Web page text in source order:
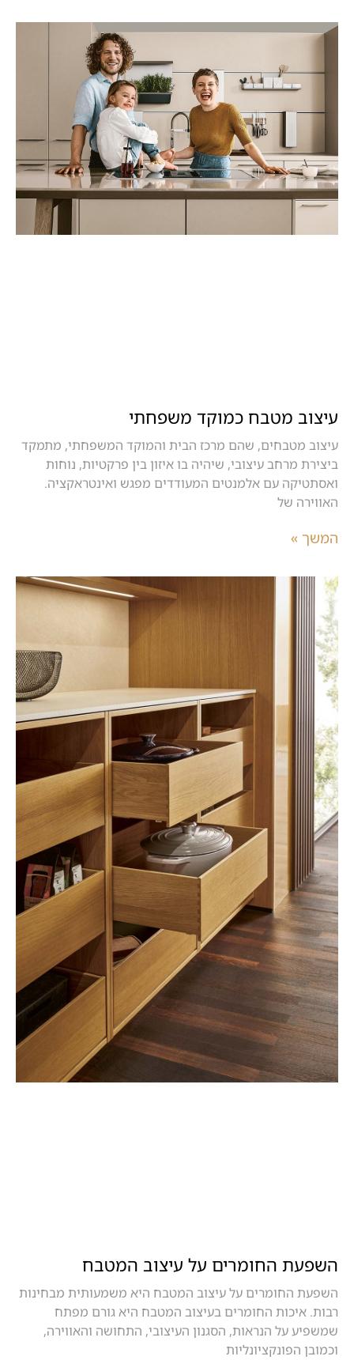
עיצוב מטבח כמוקד משפחתי
עיצוב מטבחים, שהם מרכז הבית והמוקד המשפחתי, מתמקד
ביצירת מרחב עיצובי, שיהיה בו איזון בין פרקטיות, נוחות
ואסתטיקה עם אלמנטים המעודדים מפגש ואינטראקציה.
האווירה של
המשך »
השפעת החומרים על עיצוב המטבח
השפעת החומרים על עיצוב המטבח היא משמעותית מבחינות
רבות. איכות החומרים בעיצוב המטבח היא גורם מפתח
שמשפיע על הנראות, הסגנון העיצובי, התחושה והאווירה,
וכמובן הפונקציונליות